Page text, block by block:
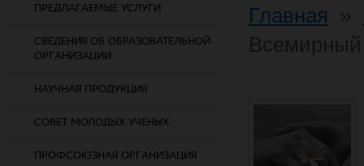
ПРЕДЛАГАЕМЫЕ УСЛУГИ
СВЕДЕНИЯ ОБ ОБРАЗОВАТЕЛЬНОЙ
ОРГАНИЗАЦИИ
НАУЧНАЯ ПРОДУКЦИЯ
СОВЕТ МОЛОДЫХ УЧЕНЫХ
ПРОФСОЮЗНАЯ ОРГАНИЗАЦИЯ
Главная